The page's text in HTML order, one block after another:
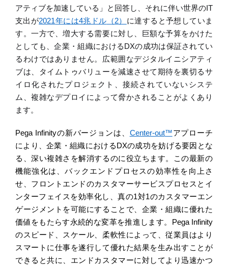
アティブを加速している」と回答し、それに伴い世界の IT
支出が2021年には4兆ドル （2） に達すると予想していま
す。一方で、増大する需要に対し、巨額な予算をかけた
としても、企業・組織における DXの成功は保証されてい
るわけではありません。広範囲なデジタルイニシアティ
ブは、タイムトゥバリューを減速させて期待を裏切るサ
イロ化されたプロジェクト、接続されていないシステ
ム、複雑なデプロイによって脅かされることがよくあり
ます。
Pega Infinityの新バージョンは、 Center-out™アプローチ
により、企業・組織における DXの成功を妨げる要因とな
る、深い複雑さを解消するのに役立ちます。この最新の
機能強化は、バックエンドプロセスの効率性を向上さ
せ、フロントエンドのカスタマーサービスプロセスとイ
ンターフェイスを効率化し、真の1対1のカスタマーエン
ゲージメントを可能にすることで、企業・組織に優れた
価値をもたらす永続的な変革を推進します。
Pega Infinity
のスピード、スケール、柔軟性によって、従業員はより
スマートに仕事を遂行して優れた結果を生み出すことが
できると共に、エンドカスタマーに対してより迅速かつ